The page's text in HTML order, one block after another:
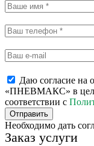
Даю согласие на
«ПНЕВМАКС» в
соответствии с
Отправить
Необходимо дать
Заказ услуги